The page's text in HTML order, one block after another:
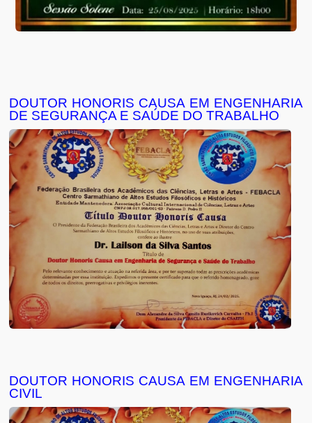
DOUTOR HONORIS CAUSA EM ENGENHARIA
DE SEGURANÇA E SAÚDE DO TRABALHO
DOUTOR HONORIS CAUSA EM ENGENHARIA
CIVIL